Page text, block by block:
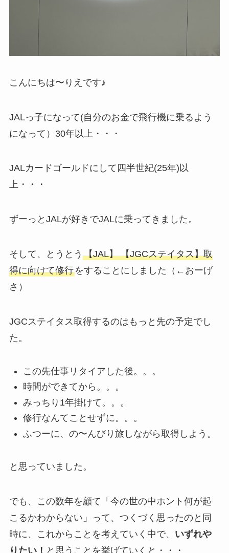
こんにちは〜りえです♪
JALっ子になって(自分のお金で飛行機に乗るよう
になって）30年以上・・・
JALカードゴールドにして四半世紀(25年)以
上・・・
ずーっとJALが好きでJALに乗ってきました。
そして、とうとう 【JAL】 【JGCステイタス】取
得に向けて修行をすることにしました（←おーげ
さ）
JGCステイタス取得するのはもっと先の予定でし
た。
この先仕事リタイアした後。。。
時間ができてから。。。
みっちり1年掛けて。。。
修行なんてことせずに。。。
ふつーに、の〜んびり旅しながら取得しよう。
と思っていました。
でも、この数年を顧て「今の世の中ホント何が起
こるかわからない」って、つくづく思ったのと同
時に、これからことを考えていく中で、 いずれや
りたい！ と思うことを挙げていくと・・・